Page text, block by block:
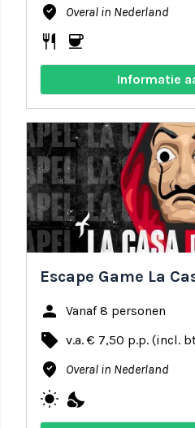
where_to_vote Overal in Nederland
restaurant coffee
Informatie
Escape Game La
person Vanaf 8 personen
local_offer v.a. € 7,50 p.p. (incl.
where_to_vote Overal in Nederland
wb_sunny nights_stay